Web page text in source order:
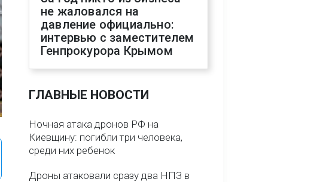
не жаловался на
давление официально:
интервью с заместителем
Генпрокурора Крымом
ГЛАВНЫЕ НОВОСТИ
Ночная атака дронов РФ на
Киевщину: погибли три человека,
среди них ребенок
Дроны атаковали сразу два НПЗ в